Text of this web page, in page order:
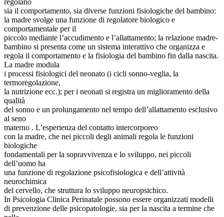
regolano
sia il comportamento, sia diverse funzioni fisiologiche del bambino:
la madre svolge una funzione di regolatore biologico e
comportamentale per il
piccolo mediante l’accudimento e l’allattamento; la relazione madre-
bambino si presenta come un sistema interattivo che organizza e
regola il comportamento e la fisiologia del bambino fin dalla nascita.
La madre modula
i processi fisiologici del neonato (i cicli sonno-veglia, la
termoregolazione,
la nutrizione ecc.); per i neonati si registra un miglioramento della
qualità
del sonno e un prolungamento nel tempo dell’allattamento esclusivo
al seno
materno . L’esperienza del contatto intercorporeo
con la madre, che nei piccoli degli animali regola le funzioni
biologiche
fondamentali per la sopravvivenza e lo sviluppo, nei piccoli
dell’uomo ha
una funzione di regolazione psicofisiologica e dell’attività
neurochimica
del cervello, che struttura lo sviluppo neuropsichico.
In Psicologia Clinica Perinatale possono essere organizzati modelli
di prevenzione delle psicopatologie, sia per la nascita a termine che